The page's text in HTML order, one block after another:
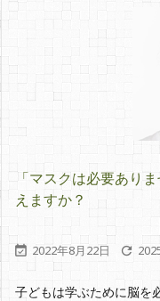
「マスクは必要あり
えますか？
 2022年8月22日 
子どもは学ぶために脳を